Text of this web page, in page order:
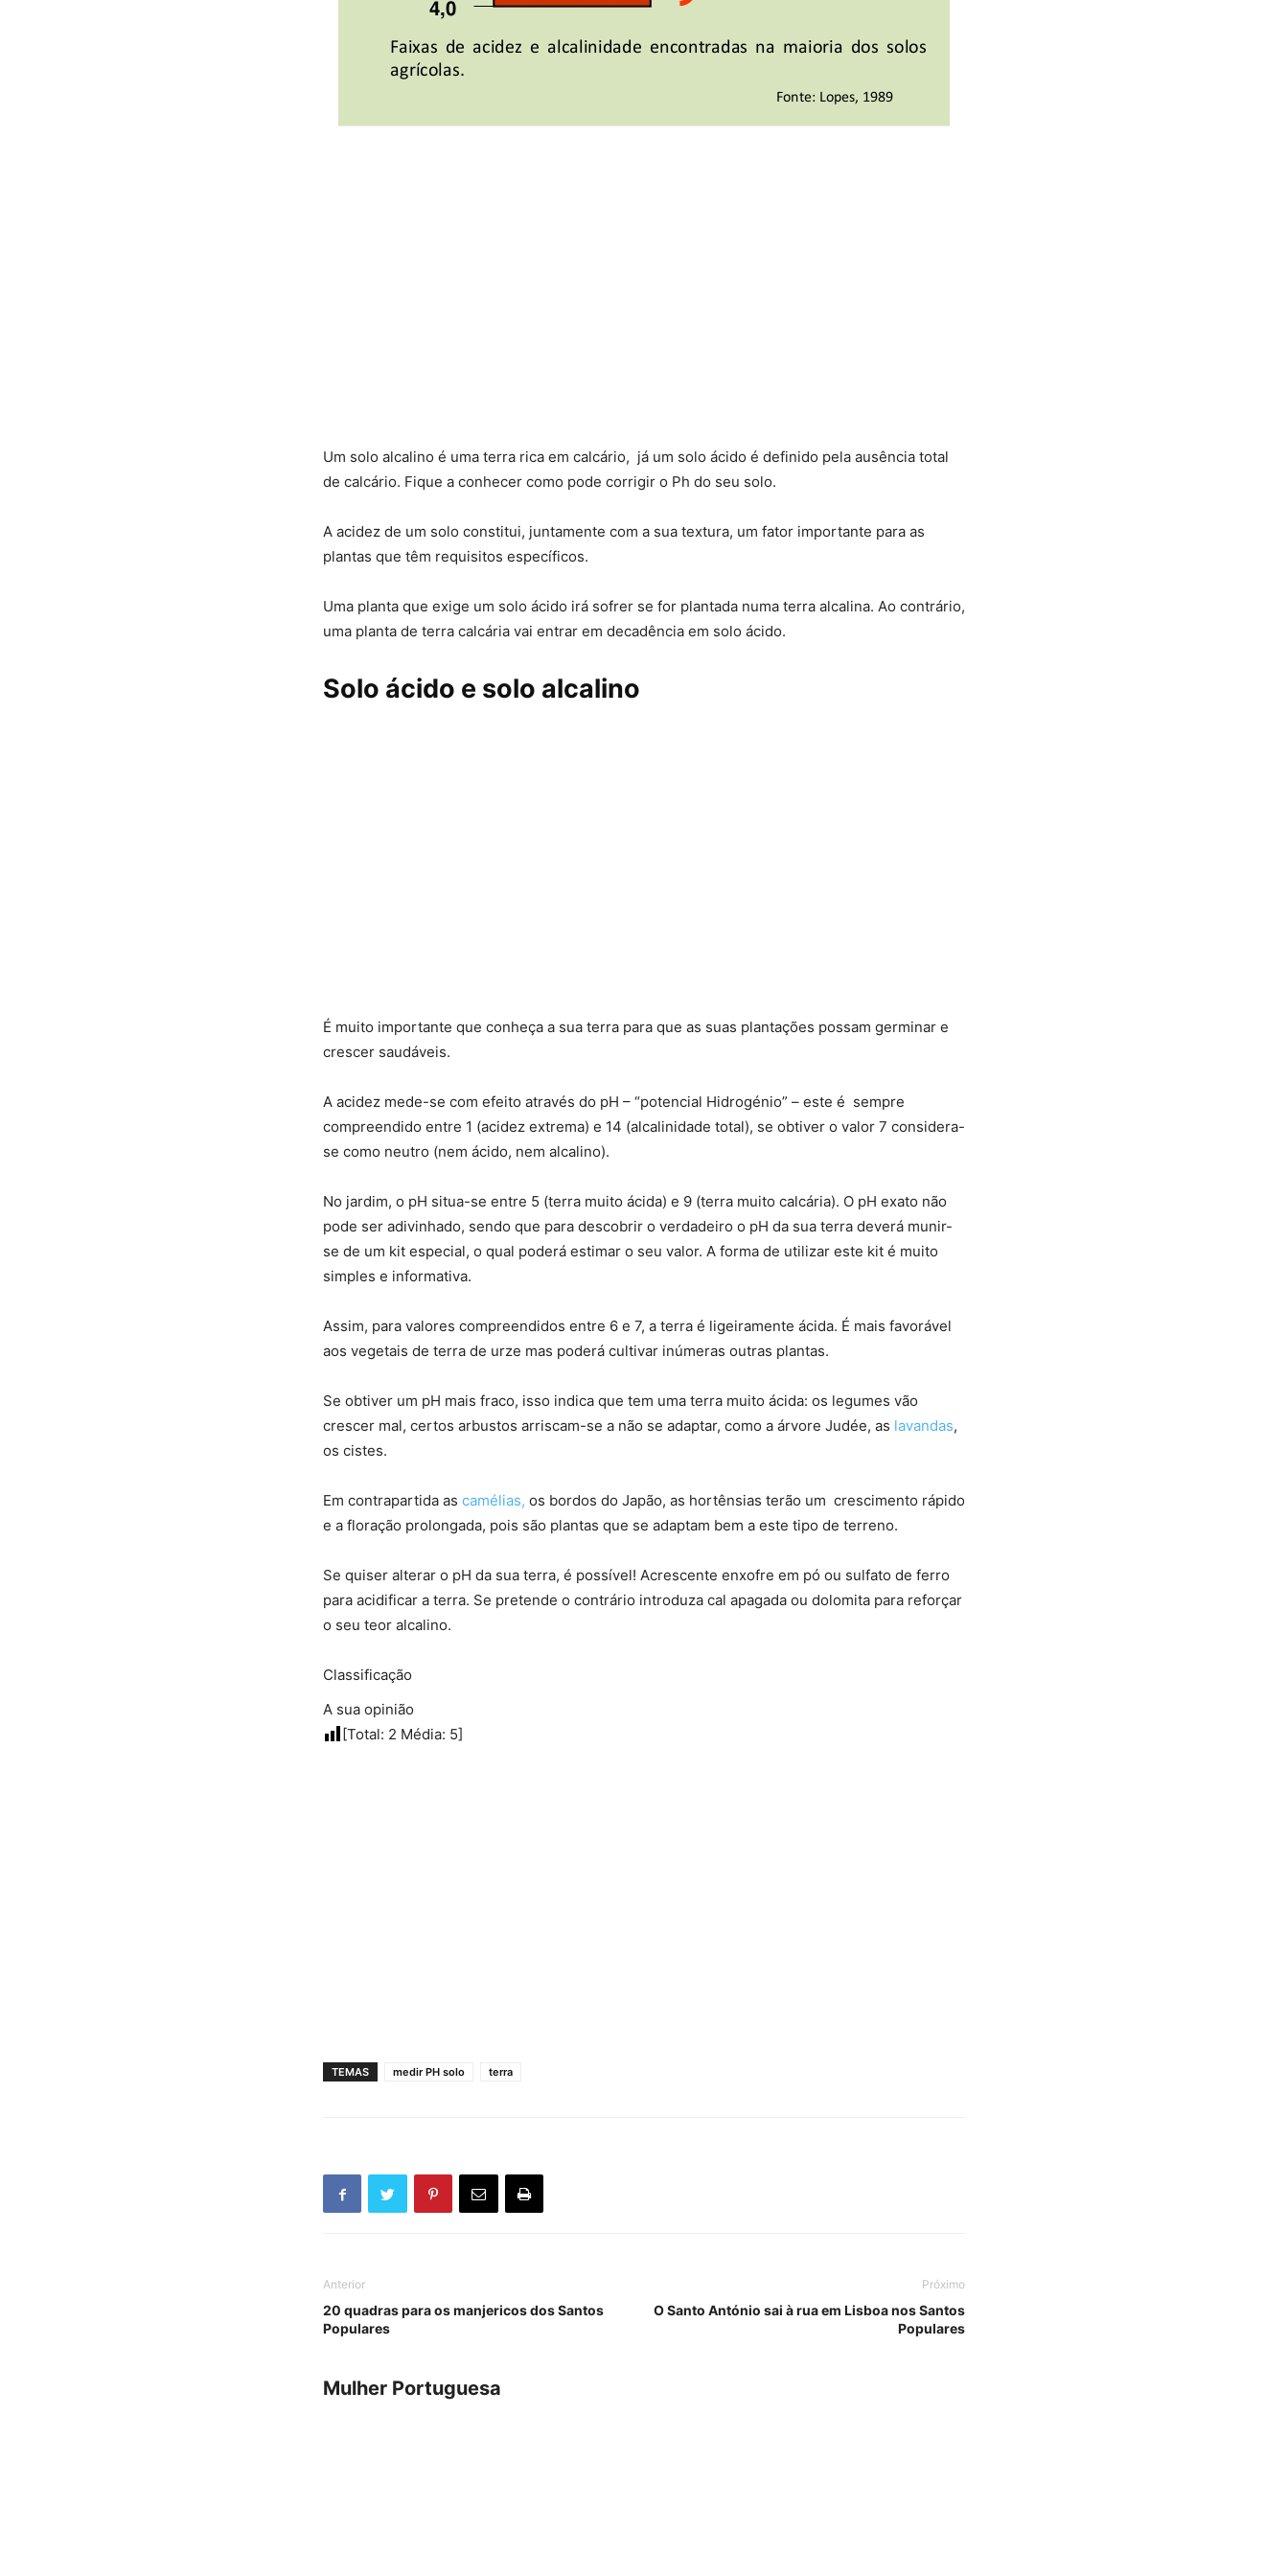
Um solo alcalino é uma terra rica em calcário, já um solo ácido é definido pela ausência total
de calcário. Fique a conhecer como pode corrigir o Ph do seu solo.
A acidez de um solo constitui, juntamente com a sua textura, um fator importante para as
plantas que têm requisitos específicos.
Uma planta que exige um solo ácido irá sofrer se for plantada numa terra alcalina. Ao contrário,
uma planta de terra calcária vai entrar em decadência em solo ácido.
Solo ácido e solo alcalino
É muito importante que conheça a sua terra para que as suas plantações possam germinar e
crescer saudáveis.
A acidez mede-se com efeito através do pH – “potencial Hidrogénio” – este é sempre
compreendido entre 1 (acidez extrema) e 14 (alcalinidade total), se obtiver o valor 7 considera-
se como neutro (nem ácido, nem alcalino).
No jardim, o pH situa-se entre 5 (terra muito ácida) e 9 (terra muito calcária). O pH exato não
pode ser adivinhado, sendo que para descobrir o verdadeiro o pH da sua terra deverá munir-
se de um kit especial, o qual poderá estimar o seu valor. A forma de utilizar este kit é muito
simples e informativa.
Assim, para valores compreendidos entre 6 e 7, a terra é ligeiramente ácida. É mais favorável
aos vegetais de terra de urze mas poderá cultivar inúmeras outras plantas.
Se obtiver um pH mais fraco, isso indica que tem uma terra muito ácida: os legumes vão
crescer mal, certos arbustos arriscam-se a não se adaptar, como a árvore Judée, as lavandas,
os cistes.
Em contrapartida as camélias, os bordos do Japão, as hortênsias terão um crescimento rápido
e a floração prolongada, pois são plantas que se adaptam bem a este tipo de terreno.
Se quiser alterar o pH da sua terra, é possível! Acrescente enxofre em pó ou sulfato de ferro
para acidificar a terra. Se pretende o contrário introduza cal apagada ou dolomita para reforçar
o seu teor alcalino.
Classificação
A sua opinião
[Total: 2 Média: 5]
TEMAS medir PH solo terra
Anterior
20 quadras para os manjericos dos Santos
Populares
Próximo
O Santo António sai à rua em Lisboa nos Santos
Populares
Mulher Portuguesa